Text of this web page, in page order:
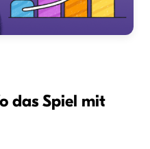
das Spiel mit